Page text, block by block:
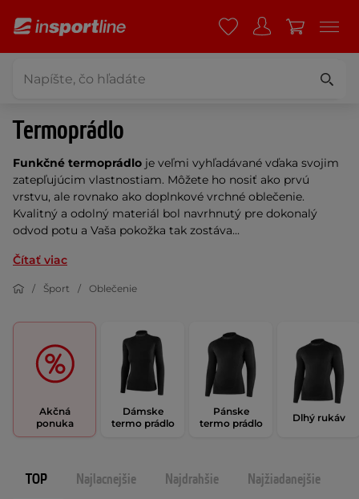
Termoprádlo
Funkčné termoprádlo je veľmi vyhľadávané vďaka svojim
zatepľujúcim vlastnostiam. Môžete ho nosiť ako prvú
vrstvu, ale rovnako ako doplnkové vrchné oblečenie.
Kvalitný a odolný materiál bol navrhnutý pre dokonalý
odvod potu a Vaša pokožka tak zostáva...
Čítať viac
Šport Oblečenie
Akčná
ponuka
Dámske
termo prádlo
Pánske
termo prádlo
Dlhý rukáv
TOP Najlacnejšie Najdrahšie Najžiadanejšie